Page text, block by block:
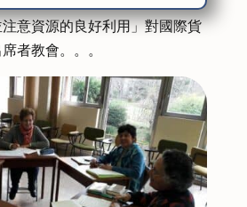
意資源的良好利用」對國際貨
者教會。。。